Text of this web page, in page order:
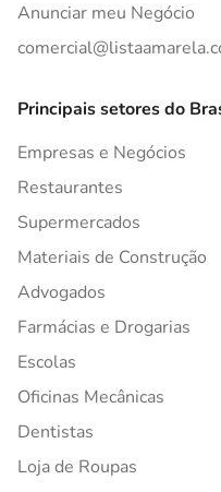
Anunciar meu Negócio
Principais setores do
Empresas e Negócios
Restaurantes
Supermercados
Materiais de Construção
Advogados
Farmácias e Drogarias
Escolas
Oficinas Mecânicas
Dentistas
Loja de Roupas